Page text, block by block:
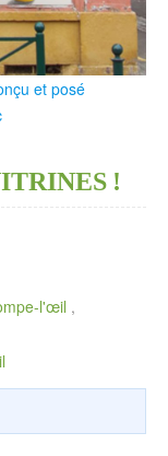
et posé
!
l'œil ,